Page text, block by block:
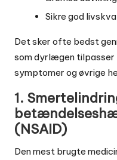
Sikre god
Det sker ofte bedst
som dyrlægen tilpasser
symptomer og øvrige
1.
(NSAID)
Den mest brugte